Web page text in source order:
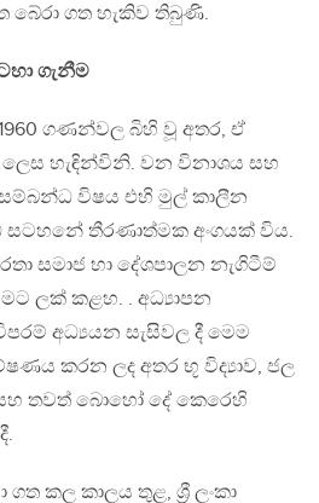
ගත හැකිව තිබුණි.
ගැනීම
ගණන්වල බිහි වූ අතර, ඒ
ලෙස හැඳින්විනි. වන විනාශය සහ
විෂය එහි මුල් කාලීන
සටහනේ තීරණාත්මක අංගයක් විය.
සමාජ හා දේශපාලන නැගිටීම්
ලක් කළහ. . අධ්‍යාපන
අධ්‍යයන සැසිවල දී මෙම
කරන ලද අතර භූ විද්‍යාව, ජල
සහ තවත් බොහෝ දේ කෙරෙහි
ගත කල කාලය තුළ, ශ්‍රී ලංකා